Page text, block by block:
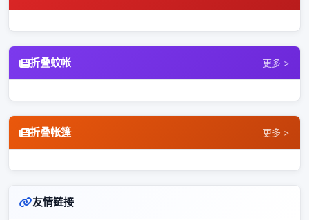
折叠蚊帐 更多 >
折叠帐篷 更多 >
友情链接